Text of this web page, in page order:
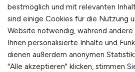
bestmöglich und mit relevanten
sind einige Cookies für die Nutzung
Website notwendig, während
Ihnen personalisierte Inhalte und
dienen außerdem anonymen
"Alle akzeptieren" klicken, stimmen